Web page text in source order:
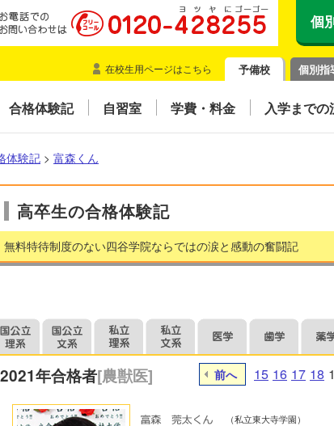
個
在校生用ページはこちら 予備校 個別指
合格体験記 自習室 学費・料金 入学までの
体験記 > 富森くん
高卒生の合格体験記
無料特待制度のない四谷学院ならではの涙と感動の奮闘記
2021年合格者[農獣医] 前へ 15 16 17 18
（私立東大寺学園）